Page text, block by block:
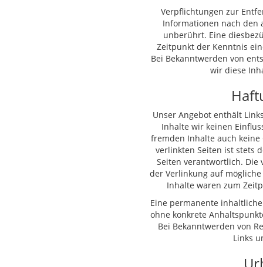
Verpflichtungen zur
Informationen nach den
unberührt. Eine
Zeitpunkt der Kenntnis
Bei Bekanntwerden von
wir diese
Unser Angebot enthält
Inhalte wir keinen
fremden Inhalte auch
verlinkten Seiten ist stets
Seiten verantwortlich. Die
der Verlinkung auf
Inhalte waren zum
Eine permanente
ohne konkrete
Bei Bekanntwerden von
Links